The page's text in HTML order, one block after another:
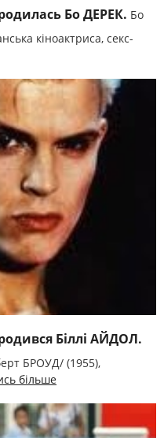
Бо ДЕРЕК. Бо
кіноактриса, секс-
Біллі АЙДОЛ.
БРОУД/ (1955),
більше